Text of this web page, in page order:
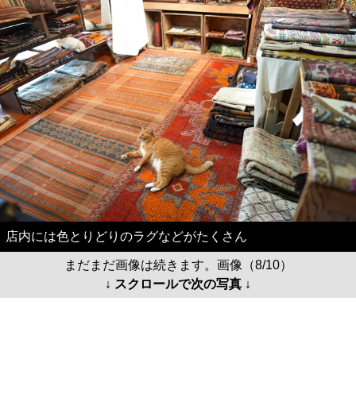
店内には色とりどりのラグなどがたくさん
まだまだ画像は続きます。画像（8/10）
↓ スクロールで次の写真 ↓